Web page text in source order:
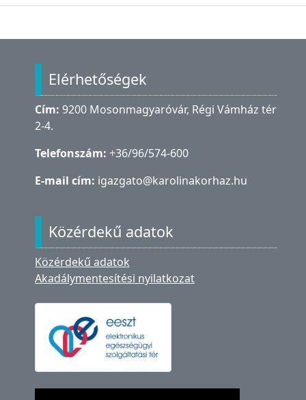
Elérhetőségek
Cím: 9200 Mosonmagyaróvár, Régi Vámház tér
2-4.
Telefonszám: +36/96/574-600
E-mail cím: igazgato@karolinakorhaz.hu
Közérdekű adatok
Közérdekű adatok
Akadálymentesítési nyilatkozat